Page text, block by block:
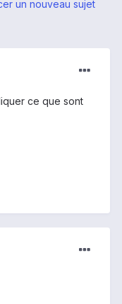
un nouveau sujet
ce que sont